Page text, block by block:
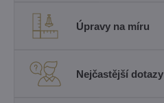
Úpravy na míru
Nejčastější dotazy